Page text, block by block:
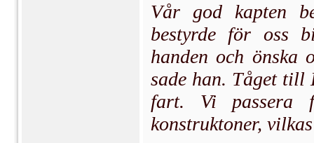
Vår god kapten
bestyrde för oss
handen och
sade han. Tåget till
fart. Vi passera
konstruktoner,